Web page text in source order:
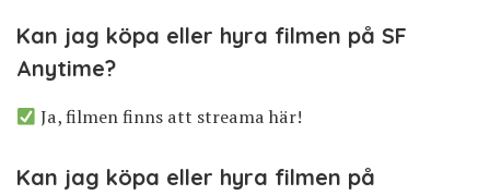
Kan jag köpa eller hyra filmen på SF
Anytime?
Ja, filmen finns att streama här!
Kan jag köpa eller hyra filmen på